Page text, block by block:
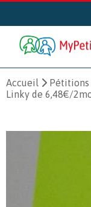
Accueil Pétitions
Linky de 6,48€/